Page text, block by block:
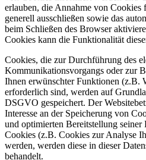
erlauben, die Annahme von Cookies
generell ausschließen sowie das
beim Schließen des Browser
Cookies kann die Funktionalität
Cookies, die zur Durchführung des
Kommunikationsvorgangs oder zur
Ihnen erwünschter Funktionen (z.B.
erforderlich sind, werden auf
DSGVO gespeichert. Der
Interesse an der Speicherung von
und optimierten Bereitstellung seiner
Cookies (z.B. Cookies zur Analyse
werden, werden diese in dieser
behandelt.